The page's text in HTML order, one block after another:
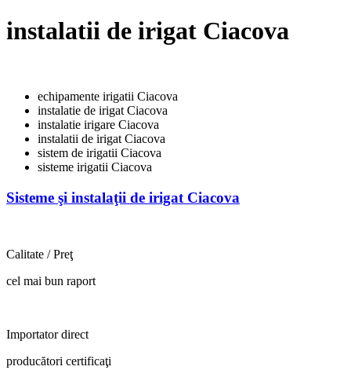
instalatii de irigat Ciacova
echipamente irigatii Ciacova
instalatie de irigat Ciacova
instalatie irigare Ciacova
instalatii de irigat Ciacova
sistem de irigatii Ciacova
sisteme irigatii Ciacova
Sisteme şi instalaţii de irigat Ciacova
Calitate / Preţ
cel mai bun raport
Importator direct
producători certificaţi